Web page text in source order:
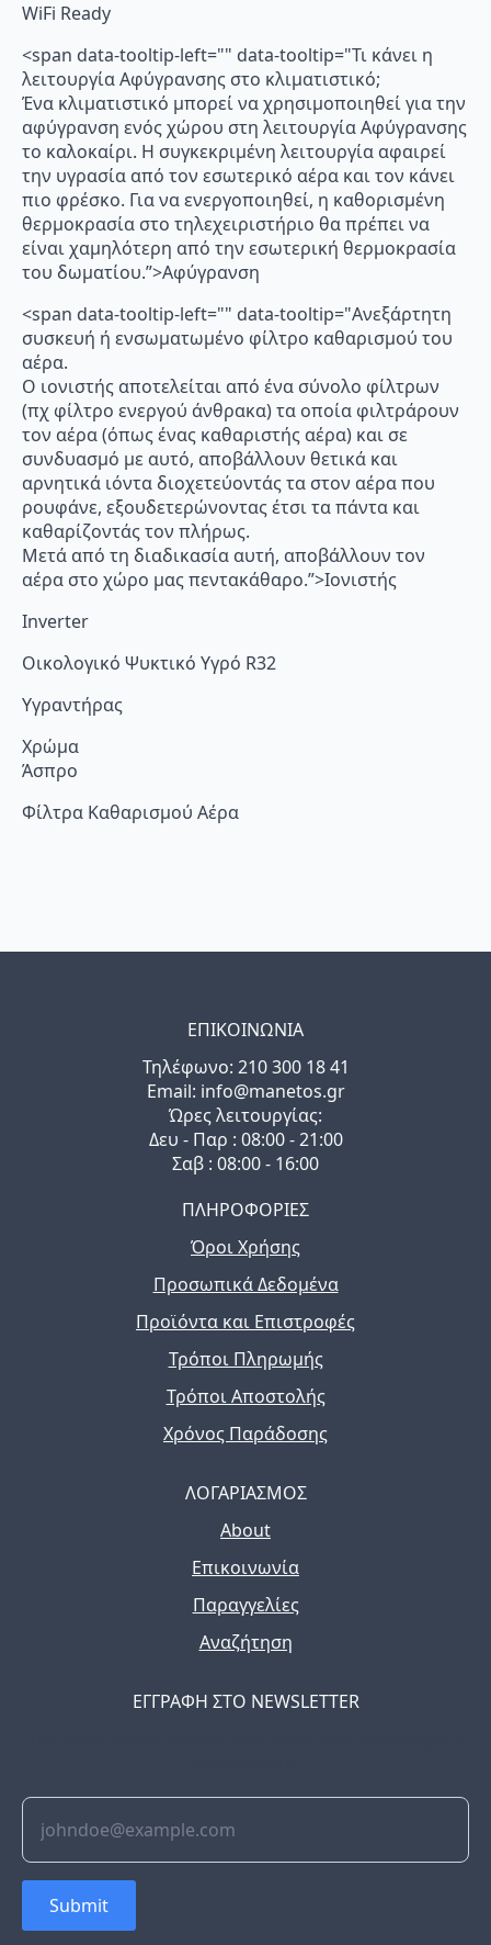
WiFi Ready
<span data-tooltip-left="" data-tooltip="Τι κάνει η
λειτουργία Αφύγρανσης στο κλιματιστικό;
Ένα κλιματιστικό μπορεί να χρησιμοποιηθεί για την
αφύγρανση ενός χώρου στη λειτουργία Αφύγρανσης
το καλοκαίρι. Η συγκεκριμένη λειτουργία αφαιρεί
την υγρασία από τον εσωτερικό αέρα και τον κάνει
πιο φρέσκο. Για να ενεργοποιηθεί, η καθορισμένη
θερμοκρασία στο τηλεχειριστήριο θα πρέπει να
είναι χαμηλότερη από την εσωτερική θερμοκρασία
του δωματίου.”>Αφύγρανση
<span data-tooltip-left="" data-tooltip="Ανεξάρτητη
συσκευή ή ενσωματωμένο φίλτρο καθαρισμού του
αέρα.
Ο ιονιστής αποτελείται από ένα σύνολο φίλτρων
(πχ φίλτρο ενεργού άνθρακα) τα οποία φιλτράρουν
τον αέρα (όπως ένας καθαριστής αέρα) και σε
συνδυασμό με αυτό, αποβάλλουν θετικά και
αρνητικά ιόντα διοχετεύοντάς τα στον αέρα που
ρουφάνε, εξουδετερώνοντας έτσι τα πάντα και
καθαρίζοντάς τον πλήρως.
Μετά από τη διαδικασία αυτή, αποβάλλουν τον
αέρα στο χώρο μας πεντακάθαρο.”>Ιονιστής
Inverter
Οικολογικό Ψυκτικό Υγρό R32
Υγραντήρας
Χρώμα
Άσπρο
Φίλτρα Καθαρισμού Αέρα
ΕΠΙΚΟΙΝΩΝΙΑ
Τηλέφωνo: 210 300 18 41
Email: info@manetos.gr
Ώρες λειτουργίας:
Δευ - Παρ : 08:00 - 21:00
Σαβ : 08:00 - 16:00
ΠΛΗΡΟΦΟΡΙΕΣ
Όροι Χρήσης
Προσωπικά Δεδομένα
Προϊόντα και Επιστροφές
Τρόποι Πληρωμής
Τρόποι Αποστολής
Χρόνος Παράδοσης
ΛΟΓΑΡΙΑΣΜΟΣ
About
Επικοινωνία
Παραγγελίες
Αναζήτηση
ΕΓΓΡΑΦΗ ΣΤΟ NEWSLETTER
Submit